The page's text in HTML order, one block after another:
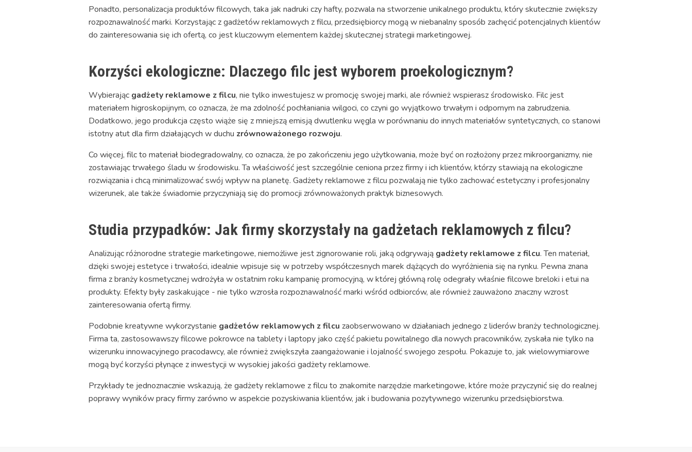
Ponadto, personalizacja produktów filcowych, taka jak nadruki czy hafty, pozwala na stworzenie unikalnego produktu, który skutecznie zwiększy
rozpoznawalność marki. Korzystając z gadżetów reklamowych z filcu, przedsiębiorcy mogą w niebanalny sposób zachęcić potencjalnych klientów
do zainteresowania się ich ofertą, co jest kluczowym elementem każdej skutecznej strategii marketingowej.
Korzyści ekologiczne: Dlaczego filc jest wyborem proekologicznym?
Wybierając gadżety reklamowe z filcu, nie tylko inwestujesz w promocję swojej marki, ale również wspierasz środowisko. Filc jest
materiałem higroskopijnym, co oznacza, że ma zdolność pochłaniania wilgoci, co czyni go wyjątkowo trwałym i odpornym na zabrudzenia.
Dodatkowo, jego produkcja często wiąże się z mniejszą emisją dwutlenku węgla w porównaniu do innych materiałów syntetycznych, co stanowi
istotny atut dla firm działających w duchu zrównoważonego rozwoju.
Co więcej, filc to materiał biodegradowalny, co oznacza, że po zakończeniu jego użytkowania, może być on rozłożony przez mikroorganizmy, nie
zostawiając trwałego śladu w środowisku. Ta właściwość jest szczególnie ceniona przez firmy i ich klientów, którzy stawiają na ekologiczne
rozwiązania i chcą minimalizować swój wpływ na planetę. Gadżety reklamowe z filcu pozwalają nie tylko zachować estetyczny i profesjonalny
wizerunek, ale także świadomie przyczyniają się do promocji zrównoważonych praktyk biznesowych.
Studia przypadków: Jak firmy skorzystały na gadżetach reklamowych z filcu?
Analizując różnorodne strategie marketingowe, niemożliwe jest zignorowanie roli, jaką odgrywają gadżety reklamowe z filcu. Ten materiał,
dzięki swojej estetyce i trwałości, idealnie wpisuje się w potrzeby współczesnych marek dążących do wyróżnienia się na rynku. Pewna znana
firma z branży kosmetycznej wdrożyła w ostatnim roku kampanię promocyjną, w której główną rolę odegrały właśnie filcowe breloki i etui na
produkty. Efekty były zaskakujące - nie tylko wzrosła rozpoznawalność marki wśród odbiorców, ale również zauważono znaczny wzrost
zainteresowania ofertą firmy.
Podobnie kreatywne wykorzystanie gadżetów reklamowych z filcu zaobserwowano w działaniach jednego z liderów branży technologicznej.
Firma ta, zastosowawszy filcowe pokrowce na tablety i laptopy jako część pakietu powitalnego dla nowych pracowników, zyskała nie tylko na
wizerunku innowacyjnego pracodawcy, ale również zwiększyła zaangażowanie i lojalność swojego zespołu. Pokazuje to, jak wielowymiarowe
mogą być korzyści płynące z inwestycji w wysokiej jakości gadżety reklamowe.
Przykłady te jednoznacznie wskazują, że gadżety reklamowe z filcu to znakomite narzędzie marketingowe, które może przyczynić się do realnej
poprawy wyników pracy firmy zarówno w aspekcie pozyskiwania klientów, jak i budowania pozytywnego wizerunku przedsiębiorstwa.